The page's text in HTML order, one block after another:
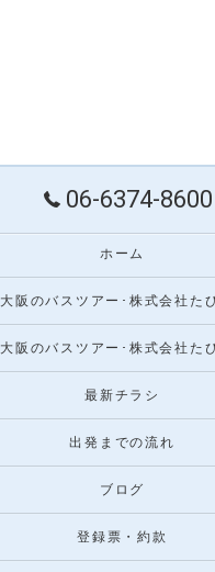
06-6374-8600
ホーム
最新チラシ
出発までの流れ
ブログ
登録票・約款